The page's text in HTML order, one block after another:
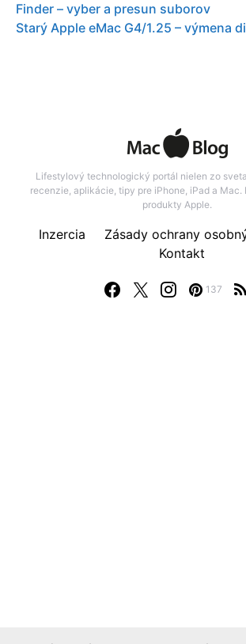
Finder – vyber a presun suborov
Starý Apple eMac G4/1.25 – výmena
Lifestylový technologický portál nielen zo
recenzie, aplikácie, tipy pre iPhone, iPad a Mac.
produkty Apple.
137
Inzercia
Zásady ochrany
Kontakt